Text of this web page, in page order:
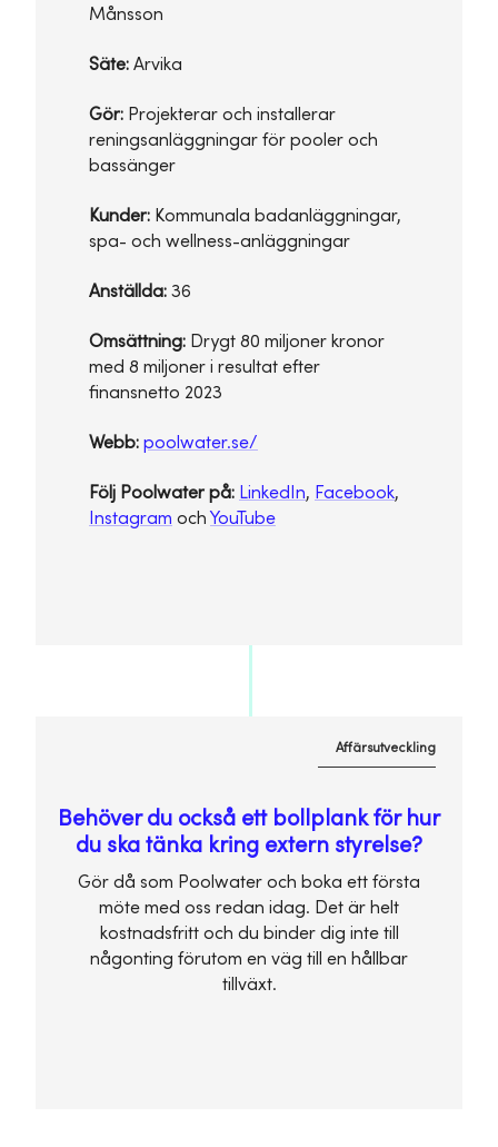
Månsson
Säte: Arvika
Gör: Projekterar och installerar
reningsanläggningar för pooler och
bassänger
Kunder: Kommunala badanläggningar,
spa- och wellness-anläggningar
Anställda: 36
Omsättning: Drygt 80 miljoner kronor
med 8 miljoner i resultat efter
finansnetto 2023
Webb: poolwater.se/
Följ Poolwater på: LinkedIn, Facebook,
Instagram ochYouTube
Affärsutveckling
Behöver du också ett bollplank för hur
du ska tänka kring extern styrelse?
Gör då som Poolwater och boka ett första
möte med oss redan idag. Det är helt
kostnadsfritt och du binder dig inte till
någonting förutom en väg till en hållbar
tillväxt.